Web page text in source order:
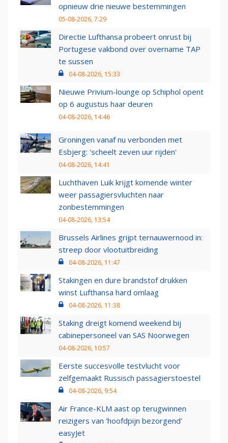
opnieuw drie nieuwe bestemmingen
05-08-2026, 7:29
Directie Lufthansa probeert onrust bij
Portugese vakbond over overname TAP
te sussen
04-08-2026, 15:33
Nieuwe Privium-lounge op Schiphol opent
op 6 augustus haar deuren
04-08-2026, 14:46
Groningen vanaf nu verbonden met
Esbjerg: 'scheelt zeven uur rijden'
04-08-2026, 14:41
Luchthaven Luik krijgt komende winter
weer passagiersvluchten naar
zonbestemmingen
04-08-2026, 13:54
Brussels Airlines grijpt ternauwernood in:
streep door vlootuitbreiding
04-08-2026, 11:47
Stakingen en dure brandstof drukken
winst Lufthansa hard omlaag
04-08-2026, 11:38
Staking dreigt komend weekend bij
cabinepersoneel van SAS Noorwegen
04-08-2026, 10:57
Eerste succesvolle testvlucht voor
zelfgemaakt Russisch passagierstoestel
04-08-2026, 9:54
Air France-KLM aast op terugwinnen
reizigers van ‘hoofdpijn bezorgend’
easyJet